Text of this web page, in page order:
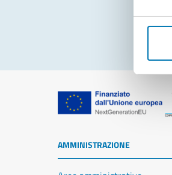
AMMINISTRAZIONE